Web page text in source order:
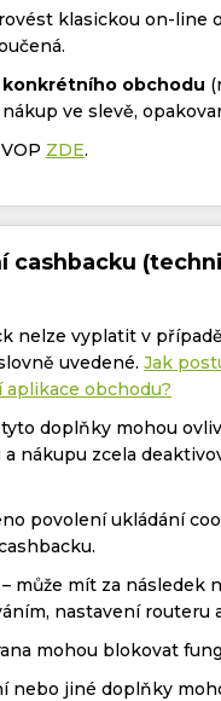
klasickou on-line
konkrétního obchodu
ve slevě,
ZDE.
cashbacku
nelze vyplatit v
uvedené. Jak
obchodu?
tyto doplňky mohou
nákupu zcela
povolení ukládání
může mít za následek
nastavení routeru
mohou blokovat
nebo jiné doplňky